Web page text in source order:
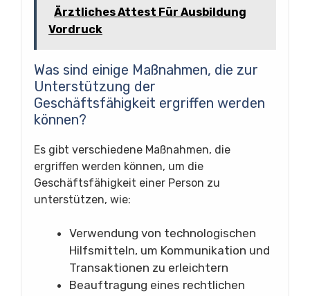
Ärztliches Attest Für Ausbildung
Vordruck
Was sind einige Maßnahmen, die zur
Unterstützung der
Geschäftsfähigkeit ergriffen werden
können?
Es gibt verschiedene Maßnahmen, die
ergriffen werden können, um die
Geschäftsfähigkeit einer Person zu
unterstützen, wie:
Verwendung von technologischen
Hilfsmitteln, um Kommunikation und
Transaktionen zu erleichtern
Beauftragung eines rechtlichen